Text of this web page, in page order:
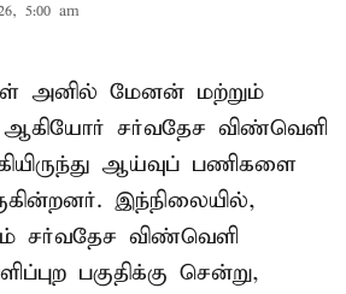
5:00 am
அனில் மேனன் மற்றும்
ஆகியோர் சர்வதேச விண்வெளி
ஆய்வுப் பணிகளை
இந்நிலையில்,
சர்வதேச விண்வெளி
பகுதிக்கு சென்று,